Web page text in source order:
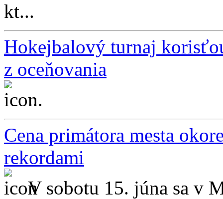
kt...
Hokejbalový turnaj
z oceňovania
...
Cena primátora mesta
rekordami
V sobotu 15. júna sa v